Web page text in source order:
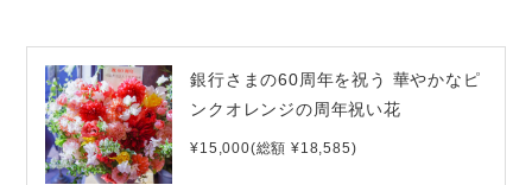
銀行さまの60周年を祝う 華やかなピ
ンクオレンジの周年祝い花
¥15,000(総額 ¥18,585)